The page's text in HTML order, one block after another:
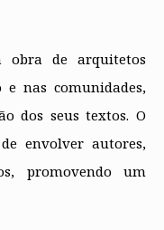
de arquitetos
e ​n​as comunidades,
dos seus textos. O
envolver autores,
promovendo um